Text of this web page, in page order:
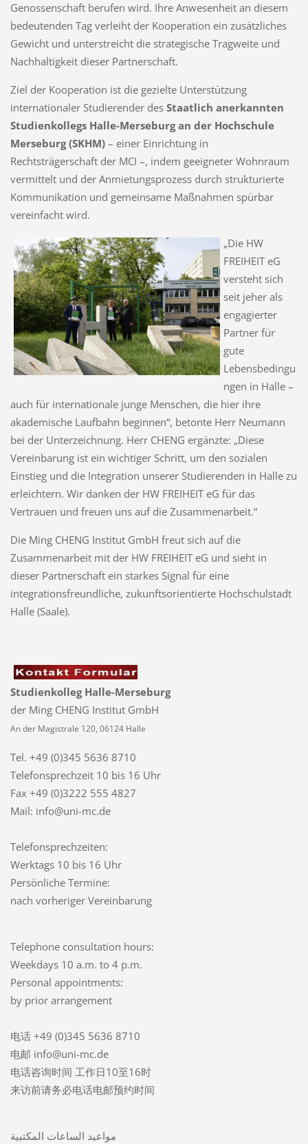
Genossenschaft berufen wird. Ihre Anwesenheit an diesem
bedeutenden Tag verleiht der Kooperation ein zusätzliches
Gewicht und unterstreicht die strategische Tragweite und
Nachhaltigkeit dieser Partnerschaft.
Ziel der Kooperation ist die gezielte Unterstützung
internationaler Studierender des Staatlich anerkannten
Studienkollegs Halle-Merseburg an der Hochschule
Merseburg (SKHM)– einer Einrichtung in
Rechtsträgerschaft der MCI –, indem geeigneter Wohnraum
vermittelt und der Anmietungsprozess durch strukturierte
Kommunikation und gemeinsame Maßnahmen spürbar
vereinfacht wird.
„Die HW
FREIHEIT eG
versteht sich
seit jeher als
engagierter
Partner für
gute
Lebensbedingu
ngen in Halle –
auch für internationale junge Menschen, die hier ihre
akademische Laufbahn beginnen“, betonte Herr Neumann
bei der Unterzeichnung. Herr CHENG ergänzte: „Diese
Vereinbarung ist ein wichtiger Schritt, um den sozialen
Einstieg und die Integration unserer Studierenden in Halle zu
erleichtern. Wir danken der HW FREIHEIT eG für das
Vertrauen und freuen uns auf die Zusammenarbeit.“
Die Ming CHENG Institut GmbH freut sich auf die
Zusammenarbeit mit der HW FREIHEIT eG und sieht in
dieser Partnerschaft ein starkes Signal für eine
integrationsfreundliche, zukunftsorientierte Hochschulstadt
Halle (Saale).
Studienkolleg Halle-Merseburg
der Ming CHENG Institut GmbH
An der Magistrale 120, 06124 Halle
Tel. +49 (0)345 5636 8710
Telefonsprechzeit 10 bis 16 Uhr
Fax +49 (0)3222 555 4827
Mail: info@uni-mc.de
Telefonsprechzeiten:
Werktags 10 bis 16 Uhr
Persönliche Termine:
nach vorheriger Vereinbarung
Telephone consultation hours:
Weekdays 10 a.m. to 4 p.m.
Personal appointments:
by prior arrangement
电话 +49 (0)345 5636 8710
电邮 info@uni-mc.de
电话咨询时间 工作日10至16时
来访前请务必电话电邮预约时间
مواعيد الساعات المكتبية